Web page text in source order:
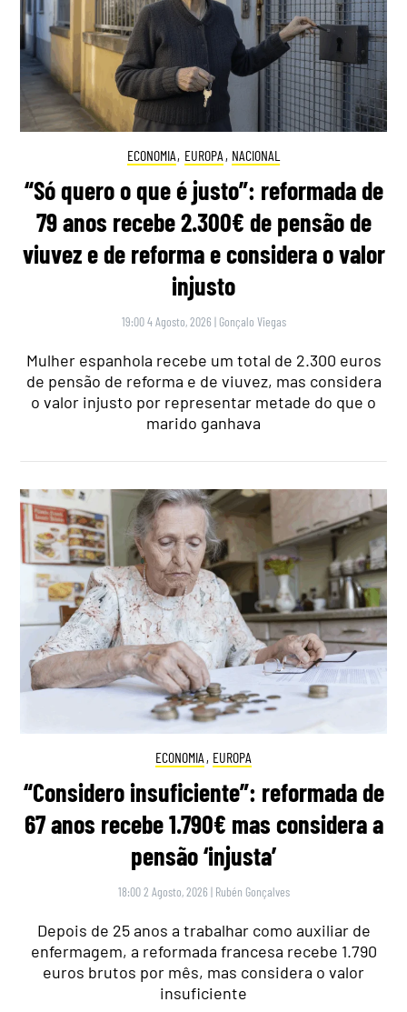
ECONOMIA, EUROPA , NACIONAL
“Só quero o que é justo”: reformada de
79 anos recebe 2.300€ de pensão de
viuvez e de reforma e considera o valor
injusto
19:00 4 Agosto, 2026 | Gonçalo Viegas
Mulher espanhola recebe um total de 2.300 euros
de pensão de reforma e de viuvez, mas considera
o valor injusto por representar metade do que o
marido ganhava
ECONOMIA , EUROPA
“Considero insuficiente”: reformada de
67 anos recebe 1.790€ mas considera a
pensão ‘injusta’
18:00 2 Agosto, 2026 | Rubén Gonçalves
Depois de 25 anos a trabalhar como auxiliar de
enfermagem, a reformada francesa recebe 1.790
euros brutos por mês, mas considera o valor
insuficiente